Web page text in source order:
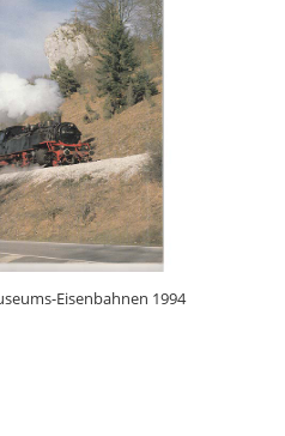
Eisenbahnen 1994